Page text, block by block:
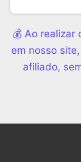
💰 Ao realizar
em nosso
afiliado,